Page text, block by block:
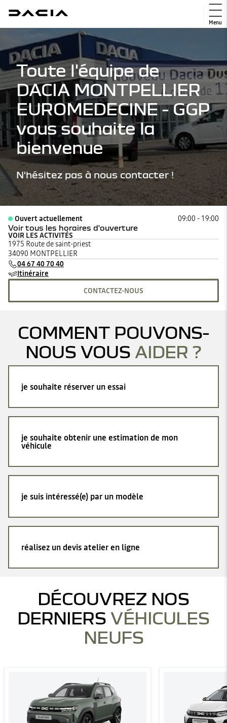
Menu
Toute l'équipe de
DACIA MONTPELLIER
EUROMEDECINE - GGP
vous souhaite la
bienvenue
N'hésitez pas à nous contacter !
Ouvert actuellement 09:00 - 19:00
Voir tous les horaires d'ouverture
lundi
09:00 - 19:00
mardi
mercredi
jeudi
vendredi
VOIR LES ACTIVITÉS
1975 Route de saint-priest
34090 MONTPELLIER
04 67 40 70 40
Itinéraire
CONTACTEZ-NOUS
COMMENT POUVONS-
NOUS VOUS AIDER ?
je souhaite réserver un essai
je souhaite obtenir une estimation de mon
véhicule
je suis intéressé(e) par un modèle
réalisez un devis atelier en ligne
DÉCOUVREZ NOS
DERNIERS VÉHICULES
NEUFS